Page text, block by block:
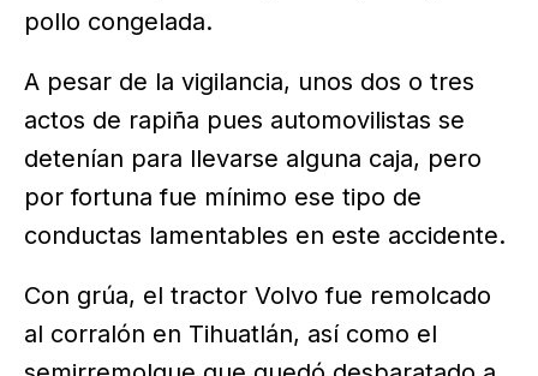
pollo congelada.
A pesar de la vigilancia, unos dos o tres
actos de rapiña pues automovilistas se
detenían para llevarse alguna caja, pero
por fortuna fue mínimo ese tipo de
conductas lamentables en este accidente.
Con grúa, el tractor Volvo fue remolcado
al corralón en Tihuatlán, así como el